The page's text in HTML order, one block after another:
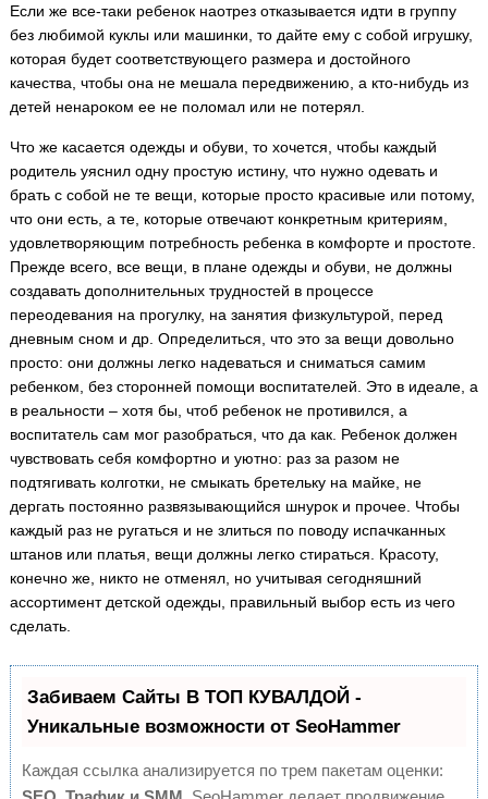
Если же все-таки ребенок наотрез отказывается идти в группу
без любимой куклы или машинки, то дайте ему с собой игрушку,
которая будет соответствующего размера и достойного
качества, чтобы она не мешала передвижению, а кто-нибудь из
детей ненароком ее не поломал или не потерял.
Что же касается одежды и обуви, то хочется, чтобы каждый
родитель уяснил одну простую истину, что нужно одевать и
брать с собой не те вещи, которые просто красивые или потому,
что они есть, а те, которые отвечают конкретным критериям,
удовлетворяющим потребность ребенка в комфорте и простоте.
Прежде всего, все вещи, в плане одежды и обуви, не должны
создавать дополнительных трудностей в процессе
переодевания на прогулку, на занятия физкультурой, перед
дневным сном и др. Определиться, что это за вещи довольно
просто: они должны легко надеваться и сниматься самим
ребенком, без сторонней помощи воспитателей. Это в идеале, а
в реальности – хотя бы, чтоб ребенок не противился, а
воспитатель сам мог разобраться, что да как. Ребенок должен
чувствовать себя комфортно и уютно: раз за разом не
подтягивать колготки, не смыкать бретельку на майке, не
дергать постоянно развязывающийся шнурок и прочее. Чтобы
каждый раз не ругаться и не злиться по поводу испачканных
штанов или платья, вещи должны легко стираться. Красоту,
конечно же, никто не отменял, но учитывая сегодняшний
ассортимент детской одежды, правильный выбор есть из чего
сделать.
Забиваем Сайты В ТОП КУВАЛДОЙ -
Уникальные возможности от SeoHammer
Каждая ссылка анализируется по трем пакетам оценки: